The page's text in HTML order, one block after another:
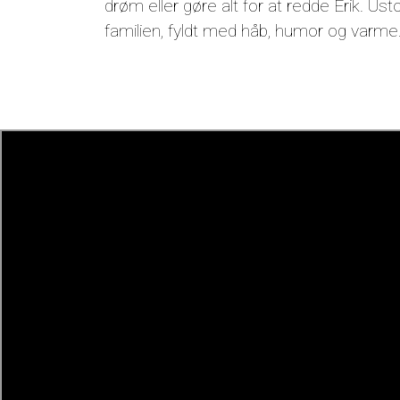
drøm eller gøre alt for at redde Erik.
familien, fyldt med håb, humor og varme.